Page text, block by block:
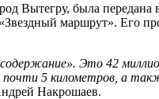
Вытегру, была передана
маршрут». Его
Это 42
5 километров, а
Накрошаев.